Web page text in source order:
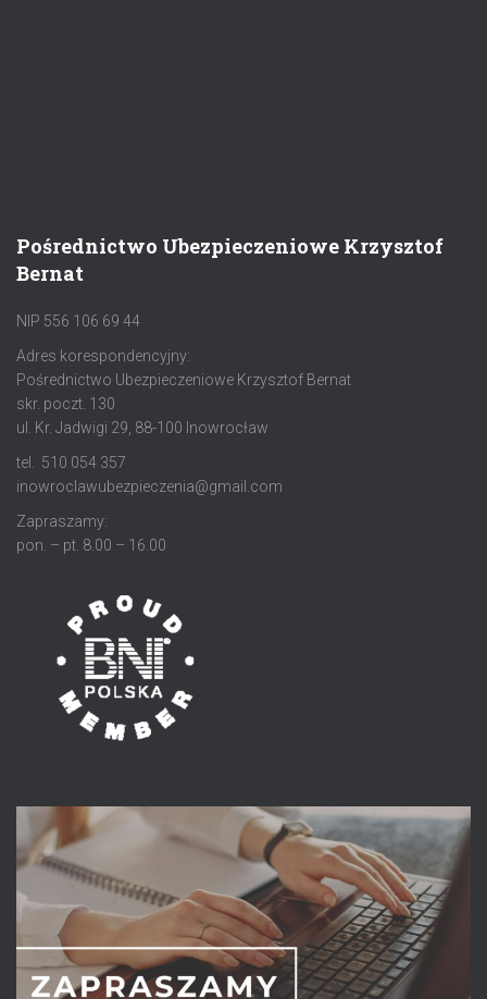
Pośrednictwo Ubezpieczeniowe Krzysztof
Bernat
NIP 556 106 69 44
Adres korespondencyjny:
Pośrednictwo Ubezpieczeniowe Krzysztof Bernat
skr. poczt. 130
ul. Kr. Jadwigi 29, 88-100 Inowrocław
tel. 510 054 357
inowroclawubezpieczenia@gmail.com
Zapraszamy:
pon. – pt. 8.00 – 16.00